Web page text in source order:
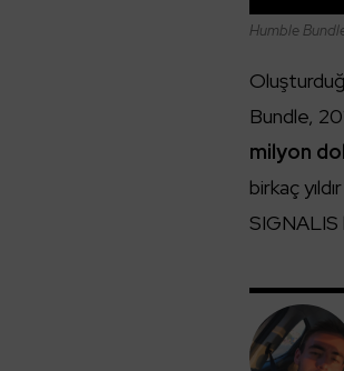
Humble
Bundle,
milyon
birkaç
SIGNALIS